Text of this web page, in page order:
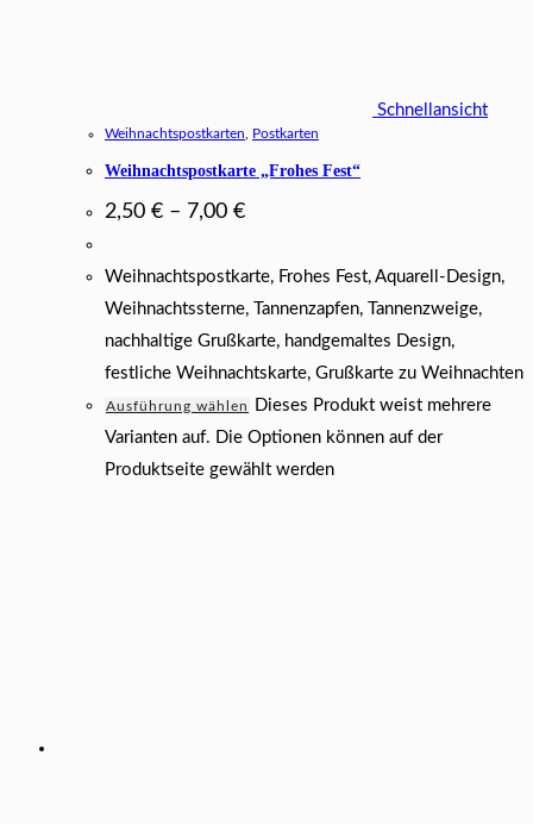
Schnellansicht
Weihnachtspostkarten Postkarten
Weihnachtspostkarte „Frohes Fest“
2,50 € – 7,00 €
Weihnachtspostkarte, Frohes Fest, Aquarell-Design,
Weihnachtssterne, Tannenzapfen, Tannenzweige,
nachhaltige Grußkarte, handgemaltes Design,
festliche Weihnachtskarte, Grußkarte zu Weihnachten
Ausführung wählen
Dieses Produkt weist mehrere
Varianten auf. Die Optionen können auf der
Produktseite gewählt werden